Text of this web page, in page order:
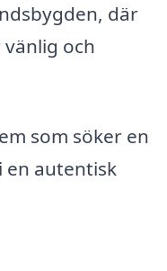
där
och
som söker en
en autentisk